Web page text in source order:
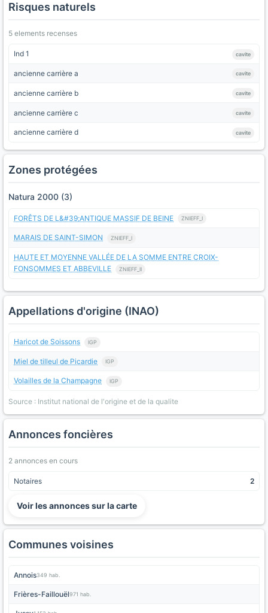
Risques naturels
5 elements recenses
Ind 1 cavite
ancienne carrière a cavite
ancienne carrière b cavite
ancienne carrière c cavite
ancienne carrière d cavite
Zones protégées
Natura 2000 (3)
FORÊTS DE L&#39;ANTIQUE MASSIF DE BEINE ZNIEFF_I
MARAIS DE SAINT-SIMON ZNIEFF_I
HAUTE ET MOYENNE VALLÉE DE LA SOMME ENTRE CROIX-
FONSOMMES ET ABBEVILLE
ZNIEFF_II
Appellations d'origine (INAO)
Haricot de Soissons IGP
Miel de tilleul de Picardie IGP
Volailles de la Champagne IGP
Source : Institut national de l'origine et de la qualite
Annonces foncières
2 annonces en cours
Notaires 2
Voir les annonces sur la carte
Communes voisines
Annois349 hab.
Frières-Faillouël971 hab.